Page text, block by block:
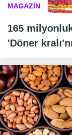
MAGAZİN
165
'Döner